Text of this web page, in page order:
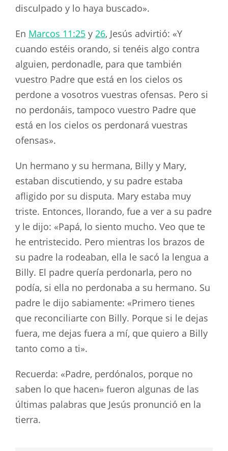
disculpado y lo haya buscado».
En Marcos 11:25 y 26, Jesús advirtió: «Y
cuando estéis orando, si tenéis algo contra
alguien, perdonadle, para que también
vuestro Padre que está en los cielos os
perdone a vosotros vuestras ofensas. Pero si
no perdonáis, tampoco vuestro Padre que
está en los cielos os perdonará vuestras
ofensas».
Un hermano y su hermana, Billy y Mary,
estaban discutiendo, y su padre estaba
afligido por su disputa. Mary estaba muy
triste. Entonces, llorando, fue a ver a su padre
y le dijo: «Papá, lo siento mucho. Veo que te
he entristecido. Pero mientras los brazos de
su padre la rodeaban, ella le sacó la lengua a
Billy. El padre quería perdonarla, pero no
podía, si ella no perdonaba a su hermano. Su
padre le dijo sabiamente: «Primero tienes
que reconciliarte con Billy. Porque si le dejas
fuera, me dejas fuera a mí, que quiero a Billy
tanto como a ti».
Recuerda: «Padre, perdónalos, porque no
saben lo que hacen» fueron algunas de las
últimas palabras que Jesús pronunció en la
tierra.